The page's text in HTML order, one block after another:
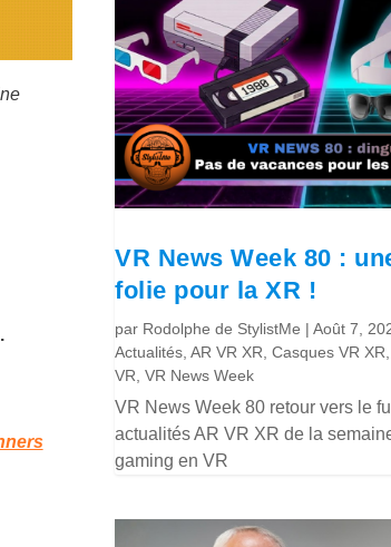
VR News Week 80 :
folie pour la XR !
par Rodolphe de StylistMe |Août 7,
Actualités ,AR VR XR ,Casques VR XR
VR ,VR News Week
VR News Week 80 retour vers le
actualités AR VR XR de la
gaming en VR